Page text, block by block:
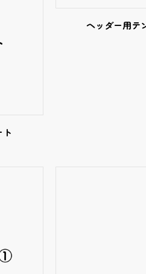
ヘッダー用テ